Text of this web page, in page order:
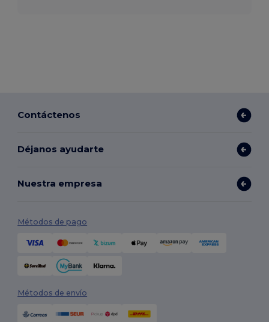
Contáctenos
Déjanos ayudarte
Nuestra empresa
Métodos de pago
Métodos de envío